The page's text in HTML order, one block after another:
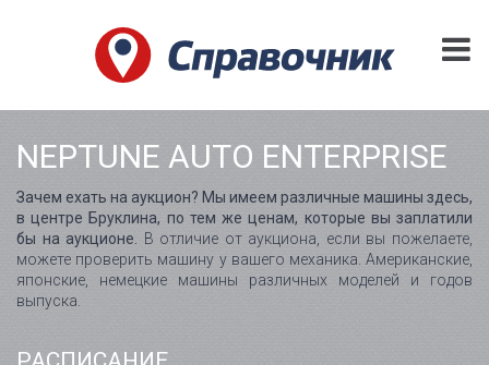
NEPTUNE AUTO ENTERPRISE
Зачем ехать на аукцион? Мы имеем различные машины здесь,
в центре Бруклина, по тем же ценам, которые вы заплатили
бы на аукционе.
В отличие от аукциона, если вы пожелаете,
можете проверить машину у вашего механика. Американские,
японские, немецкие машины различных моделей и годов
выпуска.